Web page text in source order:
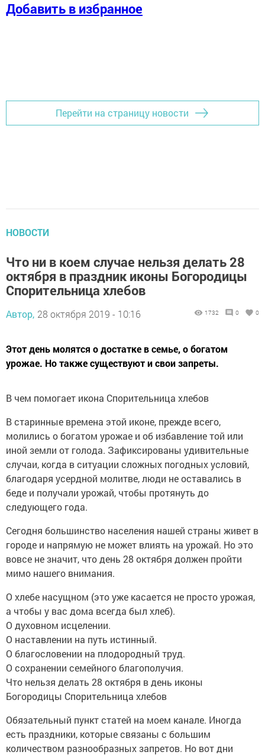
Добавить в избранное
Перейти на страницу новости
НОВОСТИ
Что ни в коем случае нельзя делать 28
октября в праздник иконы Богородицы
Спорительница хлебов
Автор, 28 октября 2019 - 10:16 1732 0 0
Этот день молятся о достатке в семье, о богатом
урожае. Но также существуют и свои запреты.
В чем помогает икона Спорительница хлебов
В старинные времена этой иконе, прежде всего,
молились о богатом урожае и об избавление той или
иной земли от голода. Зафиксированы удивительные
случаи, когда в ситуации сложных погодных условий,
благодаря усердной молитве, люди не оставались в
беде и получали урожай, чтобы протянуть до
следующего года.
Сегодня большинство населения нашей страны живет в
городе и напрямую не может влиять на урожай. Но это
вовсе не значит, что день 28 октября должен пройти
мимо нашего внимания.
О хлебе насущном (это уже касается не просто урожая,
а чтобы у вас дома всегда был хлеб).
О духовном исцелении.
О наставлении на путь истинный.
О благословении на плодородный труд.
О сохранении семейного благополучия.
Что нельзя делать 28 октября в день иконы
Богородицы Спорительница хлебов
Обязательный пункт статей на моем канале. Иногда
есть праздники, которые связаны с большим
количеством разнообразных запретов. Но вот дни